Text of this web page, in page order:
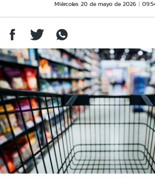
Miércoles 20 de mayo de 2026